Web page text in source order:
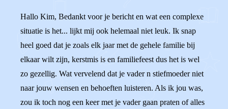
Hallo Kim, Bedankt voor je bericht en wat een complexe
situatie is het... lijkt mij ook helemaal niet leuk. Ik snap
heel goed dat je zoals elk jaar met de gehele familie bij
elkaar wilt zijn, kerstmis is en familiefeest dus het is wel
zo gezellig. Wat vervelend dat je vader n stiefmoeder niet
naar jouw wensen en behoeften luisteren. Als ik jou was,
zou ik toch nog een keer met je vader gaan praten of alles